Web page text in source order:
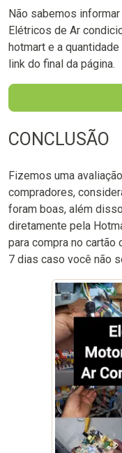
Não sabemos
Elétricos de Ar
hotmart e a
link do final da página.
CONCLUSÃO
Fizemos uma
compradores,
foram boas, além
diretamente pela
para compra no cartão
7 dias caso você não